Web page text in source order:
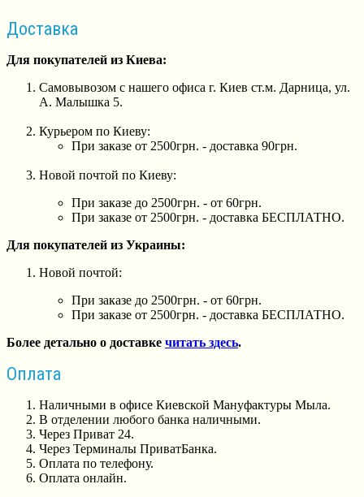
Доставка
Для покупателей из Киева:
Самовывозом с нашего офиса г. Киев ст.м. Дарница, ул.
А. Малышка 5.
Курьером по Киеву:
При заказе от 2500грн. - доставка 90грн.
Новой почтой по Киеву:
При заказе до 2500грн. - от 60грн.
При заказе от 2500грн. - доставка БЕСПЛАТНО.
Для покупателей из Украины:
Новой почтой:
При заказе до 2500грн. - от 60грн.
При заказе от 2500грн. - доставка БЕСПЛАТНО.
Более детально о доставке читать здесь.
Оплата
Наличными в офисе Киевской Мануфактуры Мыла.
В отделении любого банка наличными.
Через Приват 24.
Через Терминалы ПриватБанка.
Оплата по телефону.
Оплата онлайн.